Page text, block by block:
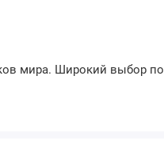
мира. Широкий выбор